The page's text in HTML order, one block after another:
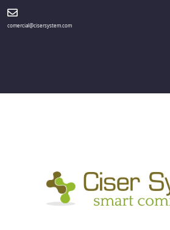
comercial@cisersystem.com